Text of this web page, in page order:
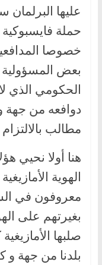
عليها البرلمان
حملة فايسبوكية
خصوصا
بعض المسؤولية
الحكومي الذي
دوافعه من جهة
مطالب
هنا أولا نحيي
الهوية
معروفون في
بغيرتهم على
صلبها
بلدنا من جهة